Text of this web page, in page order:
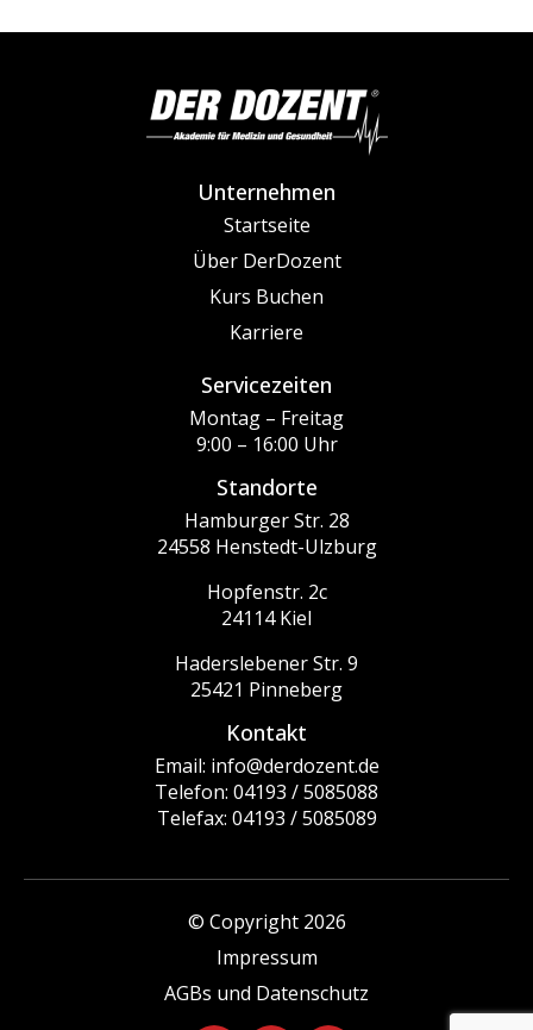
Unternehmen
Startseite
Über DerDozent
Kurs Buchen
Karriere
Servicezeiten
Montag – Freitag
9:00 – 16:00 Uhr
Standorte
Hamburger Str. 28
24558 Henstedt-Ulzburg
Hopfenstr. 2c
24114 Kiel
Haderslebener Str. 9
25421 Pinneberg
Kontakt
Email: info@derdozent.de
Telefon: 04193 / 5085088
Telefax: 04193 / 5085089
© Copyright 2026
Impressum
AGBs und Datenschutz